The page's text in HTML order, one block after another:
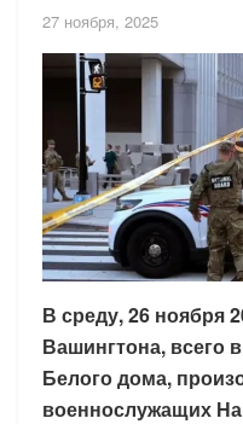
27 ноября, 2025
В среду, 26 ноября
Вашингтона, всего
Белого дома,
военнослужащих